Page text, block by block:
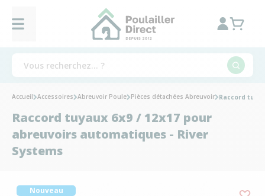
Accueil Accessoires Abreuvoir Poule Pièces détachées Abreuvoir Raccord
Raccord tuyaux 6x9 / 12x17 pour
abreuvoirs automatiques - River
Systems
Nouveau